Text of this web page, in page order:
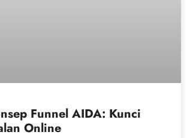
Funnel AIDA: Kunci
Online